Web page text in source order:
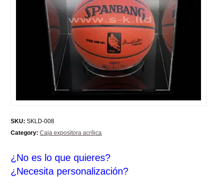
SKU: SKLD-008
Category: Caja expositora acrílica
¿No es lo que quieres?
¿Necesita personalización?